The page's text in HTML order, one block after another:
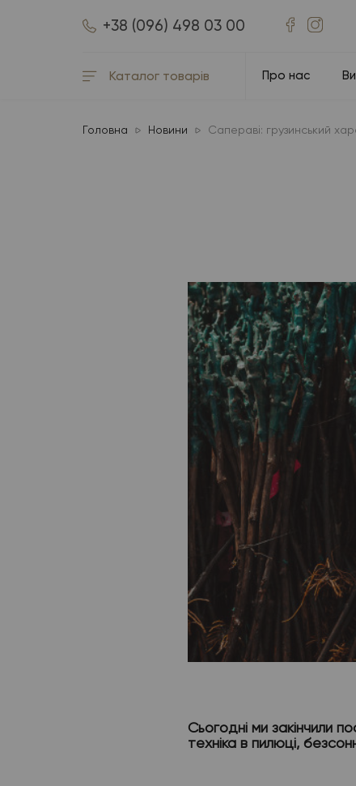
+38 (096) 498 03 00
Каталог товарів Про нас
Головна Новини Сапераві: грузинський
Сьогодні ми закінчили
техніка в пилюці,